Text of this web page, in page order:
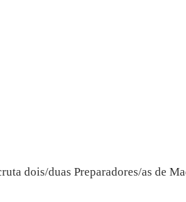
dois/duas Preparadores/as de